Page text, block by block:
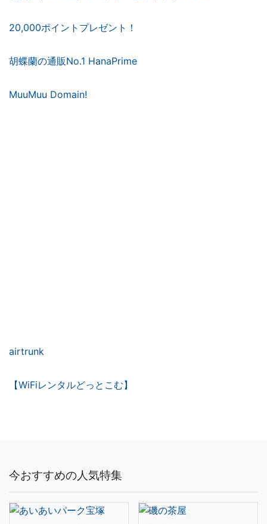
20,000ポイントプレゼント！
胡蝶蘭の通販No.1 HanaPrime
MuuMuu Domain!
airtrunk
【WiFiレンタルどっとこむ】
今おすすめの人気特集